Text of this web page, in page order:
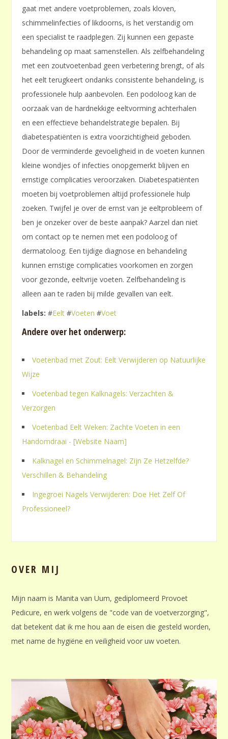
gaat met andere voetproblemen, zoals kloven,
schimmelinfecties of likdoorns, is het verstandig om
een specialist te raadplegen. Zij kunnen een gepaste
behandeling op maat samenstellen. Als zelfbehandeling
met een zoutvoetenbad geen verbetering brengt, of als
het eelt terugkeert ondanks consistente behandeling, is
professionele hulp aanbevolen. Een podoloog kan de
oorzaak van de hardnekkige eeltvorming achterhalen
en een effectieve behandelstrategie bepalen. Bij
diabetespatiënten is extra voorzichtigheid geboden.
Door de verminderde gevoeligheid in de voeten kunnen
kleine wondjes of infecties onopgemerkt blijven en
ernstige complicaties veroorzaken. Diabetespatiënten
moeten bij voetproblemen altijd professionele hulp
zoeken. Twijfel je over de ernst van je eeltprobleem of
ben je onzeker over de beste aanpak? Aarzel dan niet
om contact op te nemen met een podoloog of
dermatoloog. Een tijdige diagnose en behandeling
kunnen ernstige complicaties voorkomen en zorgen
voor gezonde, eeltvrije voeten. Zelfbehandeling is
alleen aan te raden bij milde gevallen van eelt.
labels: #Eelt #Voeten #Voet
Andere over het onderwerp:
Voetenbad met Zout: Eelt Verwijderen op Natuurlijke
Wijze
Voetenbad tegen Kalknagels: Verzachten &
Verzorgen
Voetenbad Eelt Weken: Zachte Voeten in een
Handomdraai - [Website Naam]
Kalknagel en Schimmelnagel: Zijn Ze Hetzelfde?
Verschillen & Behandeling
Ingegroei Nagels Verwijderen: Doe Het Zelf Of
Professioneel?
OVER MIJ
Mijn naam is Manita van Uum, gediplomeerd Provoet
Pedicure, en werk volgens de "code van de voetverzorging",
dat betekent dat ik me hou aan de eisen die gesteld worden,
met name de hygiëne en veiligheid voor uw voeten.